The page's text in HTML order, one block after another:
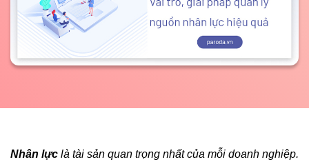
Nhân lực là tài sản quan trọng nhất của mỗi doanh nghiệp.